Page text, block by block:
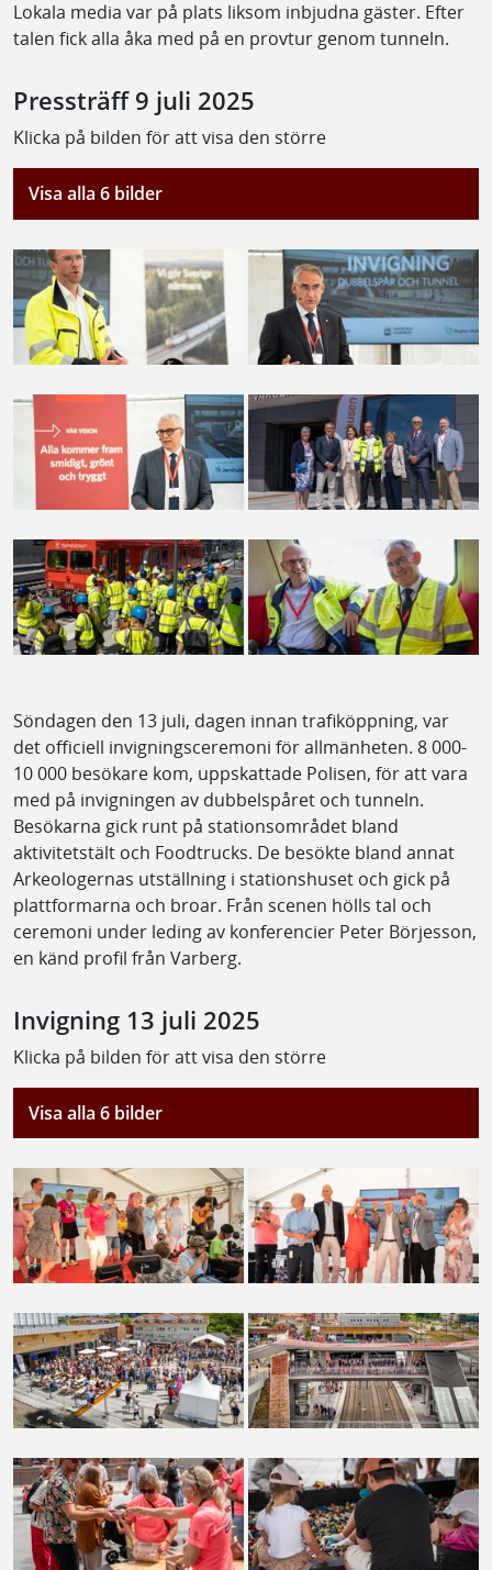
Lokala media var på plats liksom inbjudna gäster. Efter
talen fick alla åka med på en provtur genom tunneln.
Pressträff 9 juli 2025
Klicka på bilden för att visa den större
Visa alla 6 bilder
Söndagen den 13 juli, dagen innan trafiköppning, var
det officiell invigningsceremoni för allmänheten. 8 000-
10 000 besökare kom, uppskattade Polisen, för att vara
med på invigningen av dubbelspåret och tunneln.
Besökarna gick runt på stationsområdet bland
aktivitetstält och Foodtrucks. De besökte bland annat
Arkeologernas utställning i stationshuset och gick på
plattformarna och broar. Från scenen hölls tal och
ceremoni under leding av konferencier Peter Börjesson,
en känd profil från Varberg.
Invigning 13 juli 2025
Klicka på bilden för att visa den större
Visa alla 6 bilder